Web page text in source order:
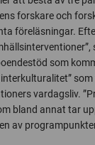
forskare och
föreläsningar.
som
vardagsliv.
bland annat tar
av